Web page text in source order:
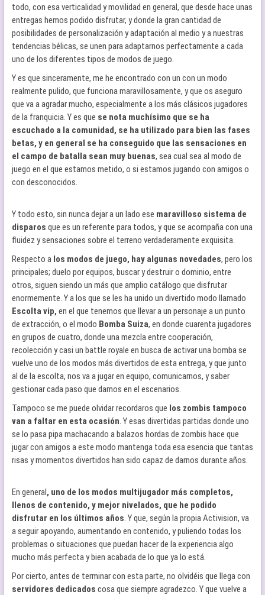
todo, con esa verticalidad y movilidad en general, que desde hace unas
entregas hemos podido disfrutar, y donde la gran cantidad de
posibilidades de personalización y adaptación al medio y a nuestras
tendencias bélicas, se unen para adaptarnos perfectamente a cada
uno de los diferentes tipos de modos de juego.
Y es que sinceramente, me he encontrado con un con un modo
realmente pulido, que funciona maravillosamente, y que os aseguro
que va a agradar mucho, especialmente a los más clásicos jugadores
de la franquicia. Y es que se nota muchísimo que se ha
escuchado a la comunidad, se ha utilizado para bien las fases
betas, y en general se ha conseguido que las sensaciones en
el campo de batalla sean muy buenas, sea cual sea al modo de
juego en el que estamos metido, o si estamos jugando con amigos o
con desconocidos.
Y todo esto, sin nunca dejar a un lado ese maravilloso sistema de
disparos que es un referente para todos, y que se acompaña con una
fluidez y sensaciones sobre el terreno verdaderamente exquisita.
Respecto a los modos de juego, hay algunas novedades, pero los
principales; duelo por equipos, buscar y destruir o dominio, entre
otros, siguen siendo un más que amplio catálogo que disfrutar
enormemente. Y a los que se les ha unido un divertido modo llamado
Escolta vip, en el que tenemos que llevar a un personaje a un punto
de extracción, o el modo Bomba Suiza, en donde cuarenta jugadores
en grupos de cuatro, donde una mezcla entre cooperación,
recolección y casi un battle royale en busca de activar una bomba se
vuelve uno de los modos más divertidos de esta entrega, y que junto
al de la escolta, nos va a jugar en equipo, comunicarnos, y saber
gestionar cada paso que damos en el escenarios.
Tampoco se me puede olvidar recordaros que los zombis tampoco
van a faltar en esta ocasión. Y esas divertidas partidas donde uno
se lo pasa pipa machacando a balazos hordas de zombis hace que
jugar con amigos a este modo mantenga toda esa esencia que tantas
risas y momentos divertidos han sido capaz de darnos durante años.
En general, uno de los modos multijugador más completos,
llenos de contenido, y mejor nivelados, que he podido
disfrutar en los últimos años. Y que, según la propia Activision, va
a seguir apoyando, aumentando en contenido, y puliendo todas los
problemas o situaciones que puedan hacer de la experiencia algo
mucho más perfecta y bien acabada de lo que ya lo está.
Por cierto, antes de terminar con esta parte, no olvidéis que llega con
servidores dedicados cosa que siempre agradezco. Y que vuelve a